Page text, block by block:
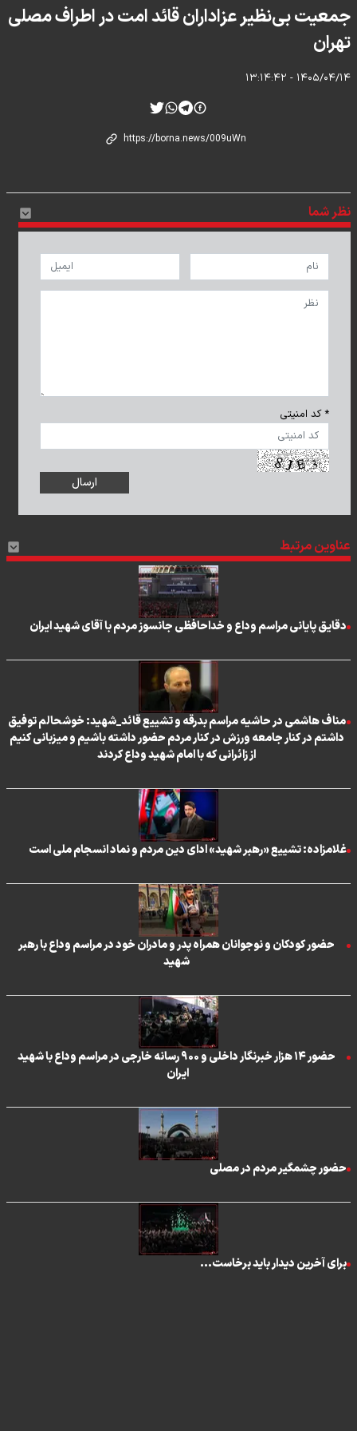
جمعیت بی‌نظیر عزاداران قائد امت در اطراف مصلی
تهران
۱۴۰۵/۰۴/۱۴ - ۱۳:۱۴:۴۲
نظر شما
* کد امنیتی
عناوین مرتبط
دقایق پایانی مراسم وداع و خداحافظی جانسوز مردم با آقای شهید ایران
مناف هاشمی در حاشیه مراسم بدرقه و تشییع قائد_شهید: خوشحالم توفیق
داشتم در کنار جامعه ورزش در کنار مردم حضور داشته باشیم و میزبانی کنیم
از زائرانی که با امام شهید وداع کردند
غلامزاده: تشییع «رهبر شهید» ادای دین مردم و نماد انسجام ملی است
حضور کودکان و نوجوانان همراه پدر و مادران خود در مراسم وداع با رهبر
شهید
حضور ۱۴ هزار خبرنگار داخلی و ۹۰۰ رسانه خارجی در مراسم وداع با شهید
ایران ‌
حضور چشمگیر مردم در مصلی
برای آخرین دیدار باید برخاست...